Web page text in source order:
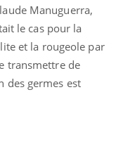
Manuguerra,
le cas pour la
et la rougeole par
transmettre de
des germes est